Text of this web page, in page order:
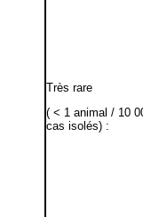
Très rare
( < 1 animal / 10
cas isolés) :